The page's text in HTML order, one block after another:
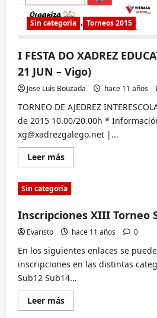
Sin categoría Torneos 2015
I FESTA DO XADREZ
21 JUN – Vigo)
Jose Luis Bouzada hace 11 años
TORNEO DE AJEDREZ
de 2015 10.00/20.00h *
xg@xadrezgalego.net |...
Leer másLee
más
I
FESTA
DO
EDUCATIVO
2015
(20
21
JUN
–
Vigo)
Sin categoría
Inscripciones XIII Torneo
Evaristo hace 11 años 0
En los siguientes enlaces se
inscripciones en las distintas
Sub12 Sub14...
Leer másLee
más